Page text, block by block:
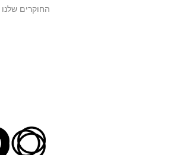
החוקרים שלנו